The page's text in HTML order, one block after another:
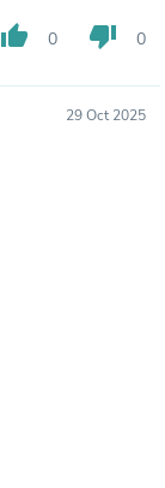
thumb_up 0 thumb_down 0
29 Oct 2025